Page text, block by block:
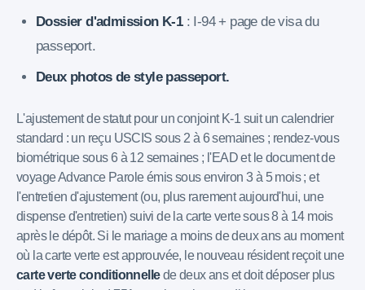
Dossier d'admission K-1: I-94 + page de visa du
passeport.
Deux photos de style passeport.
L'ajustement de statut pour un conjoint K-1 suit un calendrier
standard : un reçu USCIS sous 2 à 6 semaines ; rendez-vous
biométrique sous 6 à 12 semaines ; l'EAD et le document de
voyage Advance Parole émis sous environ 3 à 5 mois ; et
l'entretien d'ajustement (ou, plus rarement aujourd'hui, une
dispense d'entretien) suivi de la carte verte sous 8 à 14 mois
après le dépôt. Si le mariage a moins de deux ans au moment
où la carte verte est approuvée, le nouveau résident reçoit une
carte verte conditionnellede deux ans et doit déposer plus